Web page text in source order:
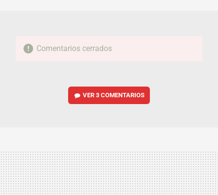
Comentarios cerrados
VER3 COMENTARIOS